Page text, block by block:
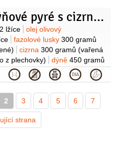
Dýňové pyré s cizrnou a zelenými fazolkami
2 lžíce
olej olivový
fazolové lusky 300 gramů
cizrna 300 gramů (vařená
z plechovky)
dýně 450 gramů
kokosové mléko
rozmarýn
2 3 4 5 6 7
strana